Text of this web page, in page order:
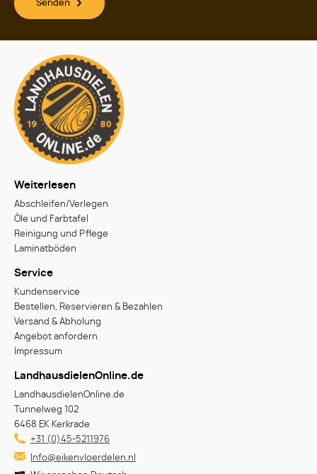
Senden
Weiterlesen
Abschleifen/Verlegen
Öle und Farbtafel
Reinigung und Pflege
Laminatböden
Service
Kundenservice
Bestellen, Reservieren & Bezahlen
Versand & Abholung
Angebot anfordern
Impressum
LandhausdielenOnline.de
LandhausdielenOnline.de
Tunnelweg 102
6468 EK Kerkrade
+31 (0)45-5211976
Info@eikenvloerdelen.nl